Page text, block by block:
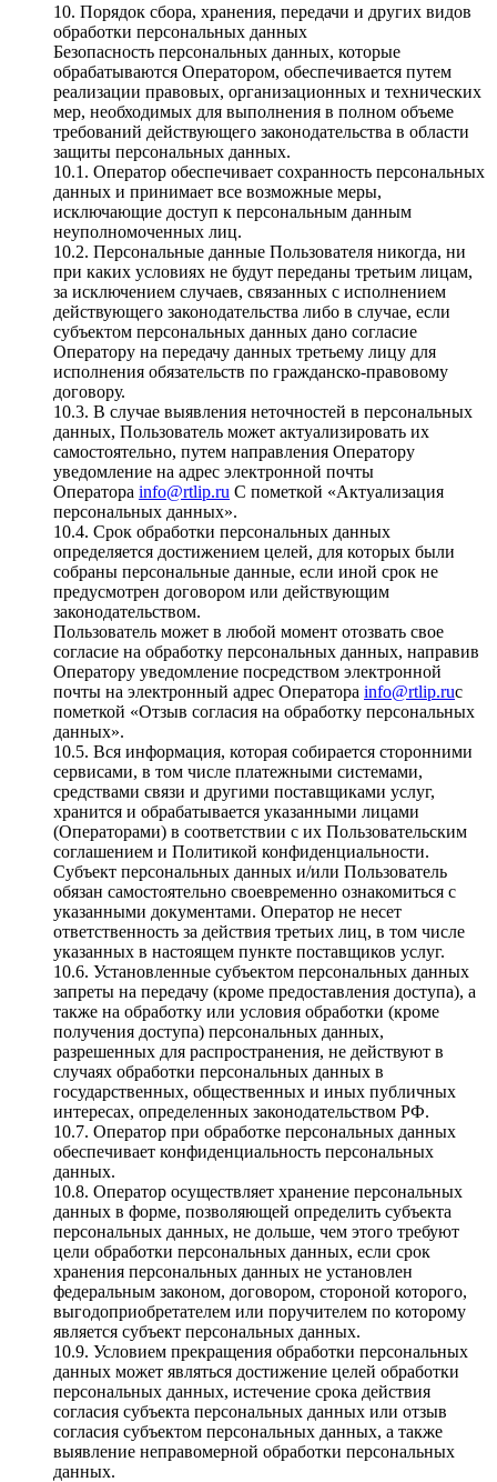
10. Порядок сбора, хранения, передачи и других видов
обработки персональных данных
Безопасность персональных данных, которые
обрабатываются Оператором, обеспечивается путем
реализации правовых, организационных и технических
мер, необходимых для выполнения в полном объеме
требований действующего законодательства в области
защиты персональных данных.
10.1. Оператор обеспечивает сохранность персональных
данных и принимает все возможные меры,
исключающие доступ к персональным данным
неуполномоченных лиц.
10.2. Персональные данные Пользователя никогда, ни
при каких условиях не будут переданы третьим лицам,
за исключением случаев, связанных с исполнением
действующего законодательства либо в случае, если
субъектом персональных данных дано согласие
Оператору на передачу данных третьему лицу для
исполнения обязательств по гражданско-правовому
договору.
10.3. В случае выявления неточностей в персональных
данных, Пользователь может актуализировать их
самостоятельно, путем направления Оператору
уведомление на адрес электронной почты
Оператора info@rtlip.ru С пометкой «Актуализация
персональных данных».
10.4. Срок обработки персональных данных
определяется достижением целей, для которых были
собраны персональные данные, если иной срок не
предусмотрен договором или действующим
законодательством.
Пользователь может в любой момент отозвать свое
согласие на обработку персональных данных, направив
Оператору уведомление посредством электронной
почты на электронный адрес Оператора info@rtlip.ruс
пометкой «Отзыв согласия на обработку персональных
данных».
10.5. Вся информация, которая собирается сторонними
сервисами, в том числе платежными системами,
средствами связи и другими поставщиками услуг,
хранится и обрабатывается указанными лицами
(Операторами) в соответствии с их Пользовательским
соглашением и Политикой конфиденциальности.
Субъект персональных данных и/или Пользователь
обязан самостоятельно своевременно ознакомиться с
указанными документами. Оператор не несет
ответственность за действия третьих лиц, в том числе
указанных в настоящем пункте поставщиков услуг.
10.6. Установленные субъектом персональных данных
запреты на передачу (кроме предоставления доступа), а
также на обработку или условия обработки (кроме
получения доступа) персональных данных,
разрешенных для распространения, не действуют в
случаях обработки персональных данных в
государственных, общественных и иных публичных
интересах, определенных законодательством РФ.
10.7. Оператор при обработке персональных данных
обеспечивает конфиденциальность персональных
данных.
10.8. Оператор осуществляет хранение персональных
данных в форме, позволяющей определить субъекта
персональных данных, не дольше, чем этого требуют
цели обработки персональных данных, если срок
хранения персональных данных не установлен
федеральным законом, договором, стороной которого,
выгодоприобретателем или поручителем по которому
является субъект персональных данных.
10.9. Условием прекращения обработки персональных
данных может являться достижение целей обработки
персональных данных, истечение срока действия
согласия субъекта персональных данных или отзыв
согласия субъектом персональных данных, а также
выявление неправомерной обработки персональных
данных.